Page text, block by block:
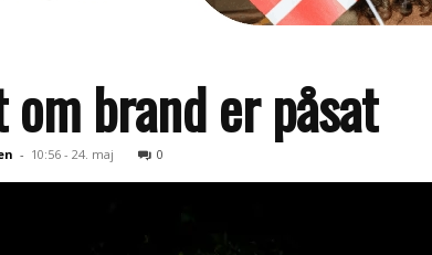
brand er påsat
- 10:56 - 24. maj 0